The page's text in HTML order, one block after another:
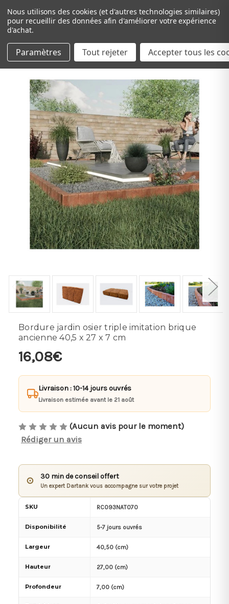
Passer au contenu principal
Bordure jardin osier triple imitation brique
ancienne 40,5 x 27 x 7 cm
16,08€
Livraison : 10-14 jours ouvrés
Livraison estimée avant le 21 août
(Aucun avis pour le moment)
Rédiger un avis
⊙ 30 min de conseil offert
Un expert Dartank vous accompagne sur votre projet
SKU RC093NAT070
Disponibilité 5-7 jours ouvrés
Largeur 40,50 (cm)
Hauteur 27,00 (cm)
Profondeur 7,00 (cm)
Nous utilisons des cookies (et d'autres technologies similaires)
pour recueillir des données afin d'améliorer votre expérience
d'achat.
Paramètres Tout rejeter Accepter tous les